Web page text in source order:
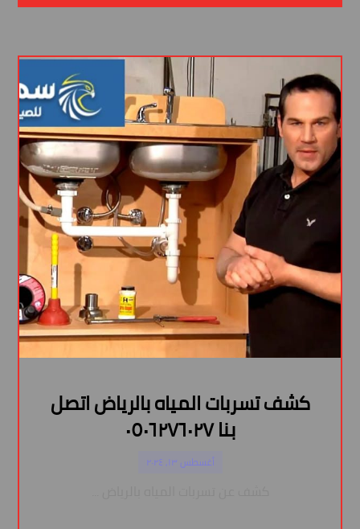
كشف تسربات المياه بالرياض اتصل
بنا ٠٥٠٦٢٧٦٠٢٧
أغسطس ١٣, ٢٠٢٤